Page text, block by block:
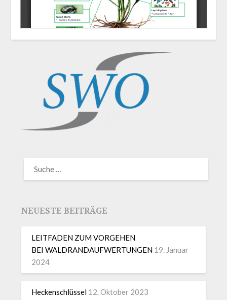
NEUESTE BEITRÄGE
LEITFADEN ZUM VORGEHEN
BEI WALDRANDAUFWERTUNGEN 19. Januar
2024
Heckenschlüssel 12. Oktober 2023